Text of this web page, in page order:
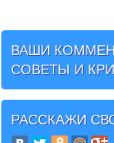
ВАШИ
СОВЕТЫ И
РАССКАЖИ